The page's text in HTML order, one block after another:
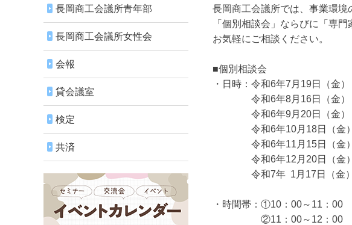
長岡商工会議所では、事業環境
「個別相談会」ならびに「専
お気軽にご相談ください。
■個別相談会
・日時：令和6年7月19日（金
令和6年8月16日（金）
令和6年9月20日（金）
令和6年10月18日（金）
令和6年11月15日（金）
令和6年12月20日（金）
令和7年 1月17日（金）
・時間帯：①10：00～11：00
②11：00～12：00
長岡商工会議所青年部
長岡商工会議所女性会
会報
貸会議室
検定
共済